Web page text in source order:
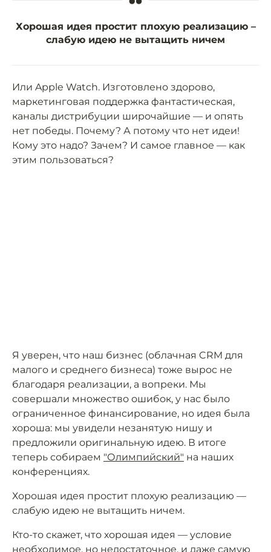
Хорошая идея простит плохую реализацию –
слабую идею не вытащить ничем
Или Apple Watch. Изготовлено здорово,
маркетинговая поддержка фантастическая,
каналы дистрибуции широчайшие — и опять
нет победы. Почему? А потому что нет идеи!
Кому это надо? Зачем? И самое главное — как
этим пользоваться?
Я уверен, что наш бизнес (облачная CRM для
малого и среднего бизнеса) тоже вырос не
благодаря реализации, а вопреки. Мы
совершали множество ошибок, у нас было
ограниченное финансирование, но идея была
хороша: мы увидели незанятую нишу и
предложили оригинальную идею. В итоге
теперь собираем "Олимпийский" на наших
конференциях.
Хорошая идея простит плохую реализацию —
слабую идею не вытащить ничем.
Кто-то скажет, что хорошая идея — условие
необходимое, но недостаточное, и даже самую